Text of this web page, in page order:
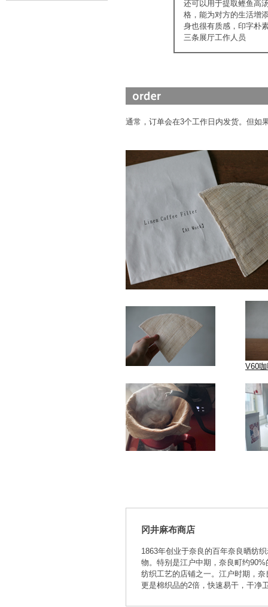
还可以用于提取鲣鱼高
格，能为对方的生活增
身也很有质感，印字朴
三条展厅工作人员
通常，订单会在3个工作日内发货。但如
V60
冈井麻布商店
1863年创业于奈良的百年奈良晒纺
物。特别是江户中期，奈良町约
纺织工艺的店铺之一。江户时期，
更是棉织品的2倍，快速易干，干净